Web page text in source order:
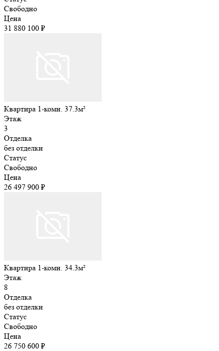
Свободно
Цена
31 880 100 ₽
Квартира 1-комн. 37.3м²
Этаж
3
Отделка
без отделки
Статус
Свободно
Цена
26 497 900 ₽
Квартира 1-комн. 34.3м²
Этаж
8
Отделка
без отделки
Статус
Свободно
Цена
26 750 600 ₽